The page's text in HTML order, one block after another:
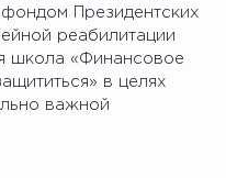
фондом Президентских
реабилитации
школа «Финансовое
в целях
важной